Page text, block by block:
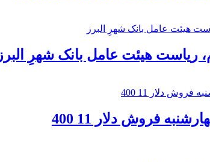
ریاست هیئت عامل بانک شهرِ البرز
فروش دلار 11 400